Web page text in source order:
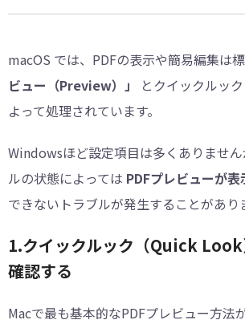
macOS では、PDFの表示や簡易編集は
ビュー（Preview）」
とクイックルッ
よって処理されています。
Windowsほど設定項目は多くありませ
ルの状態によっては PDFプレビューが
できないトラブルが発生することがあり
1.クイックルック（Quick
確認する
Macで最も基本的なPDFプレビュー方法